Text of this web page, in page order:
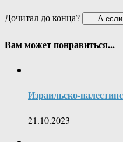
Дочитал до конца?
Вам может понравиться...
Израильско-
21.10.2023